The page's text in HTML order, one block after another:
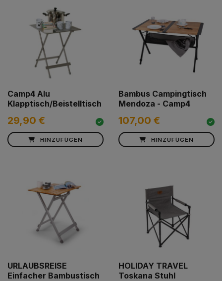
Camp4 Alu
Klapptisch/Beistelltisch
29,90 €
HINZUFÜGEN
Bambus Campingtisch
Mendoza - Camp4
107,00 €
HINZUFÜGEN
URLAUBSREISE
Einfacher Bambustisch
HOLIDAY TRAVEL
Toskana Stuhl